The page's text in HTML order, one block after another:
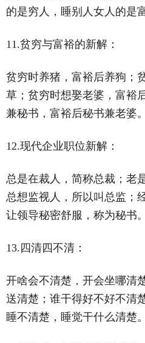
的是穷人，睡别人女人的是
11.贫穷与富裕的新解：
贫穷时养猪，富裕后养狗；
草；贫穷时想娶老婆，富裕
兼秘书，富裕后秘书兼老婆。
12.现代企业职位新解：
总是在裁人，简称总裁；老
总想监视人，所以叫总监；
让领导秘密舒服，称为秘书。
13.四清四不清：
开啥会不清楚，开会坐哪清
送清楚；谁干得好不好不清
睡不清楚，睡觉干什么清楚。